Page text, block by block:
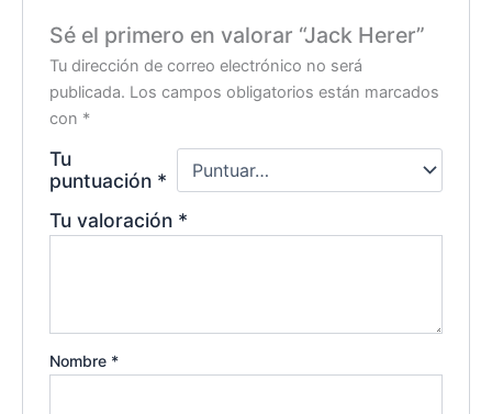
Sé el primero en valorar “Jack Herer”
Tu dirección de correo electrónico no será
publicada. Los campos obligatorios están marcados
con *
Tu
puntuación *
Tu valoración *
Nombre *